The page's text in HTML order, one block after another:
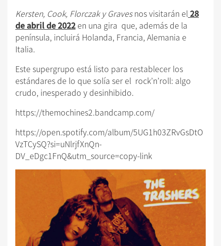
Kersten, Cook, Florczak y Gravesnos visitarán el 28
de abril de 2022 en una gira que, además de la
península, incluirá Holanda, Francia, Alemania e
Italia.
Este supergrupo está listo para restablecer los
estándares de lo que solía ser el rock’n’roll: algo
crudo, inesperado y desinhibido.
https://themochines2.bandcamp.com/
https://open.spotify.com/album/5UG1h03ZRvGsDtO
VzTCySQ?si=uNlrjfXnQn-
DV_eDgc1FnQ&utm_source=copy-link